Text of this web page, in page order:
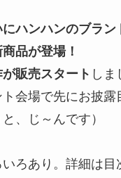
にハンハンのブラン
品が登場！
販売スタート しま
ト会場で先にお披
、じ～んです）
ろあり。詳細は目